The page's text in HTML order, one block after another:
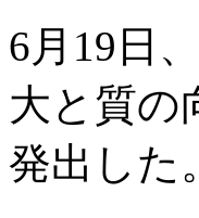
6月19日
大と質の
発出した。